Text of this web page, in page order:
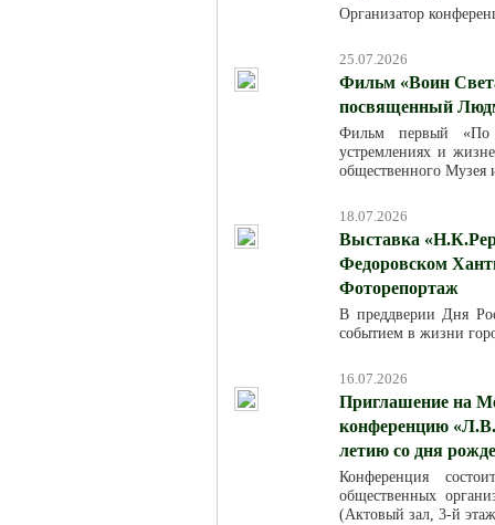
Организатор
25.07.2026
Фильм «Воин
посвященный
Фильм первый «По
устремлениях и
общественного
18.07.2026
Выставка
Федоровском
Фоторепортаж
В преддверии Дня
событием в жизни
16.07.2026
Приглашение на
конференцию
летию со дня
Конференция
общественных
(Актовый зал, 3-й